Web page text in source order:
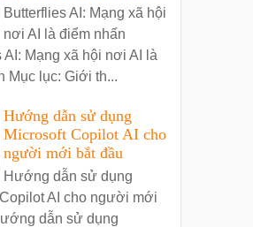
Butterflies AI: Mạng xã hội
nơi AI là điểm nhấn
AI: Mạng xã hội nơi AI là
Mục lục: Giới th...
Hướng dẫn sử dụng
Microsoft Copilot AI cho
người mới bắt đầu
Hướng dẫn sử dụng
AI cho người mới
dẫn sử dụng